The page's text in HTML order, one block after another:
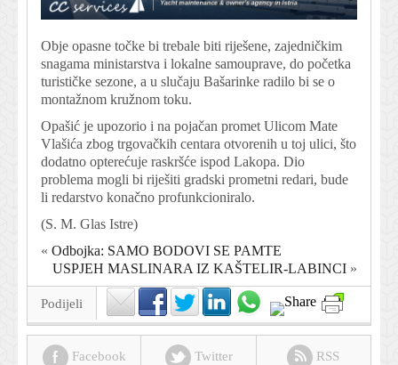
Obje opasne točke bi trebale biti riješene, zajedničkim
snagama ministarstva i lokalne samouprave, do početka
turističke sezone, a u slučaju Bašarinke radilo bi se o
montažnom kružnom toku.
Opašić je upozorio i na pojačan promet Ulicom Mate
Vlašića zbog trgovačkih centara otvorenih u toj ulici, što
dodatno opterećuje raskršće ispod Lakopa. Dio
problema mogli bi riješiti gradski prometni redari, bude
li redarstvo konačno profunkcioniralo.
(S. M. Glas Istre)
« Odbojka: SAMO BODOVI SE PAMTE
USPJEH MASLINARA IZ KAŠTELIR-LABINCI »
Podijeli
Facebook Twitter RSS